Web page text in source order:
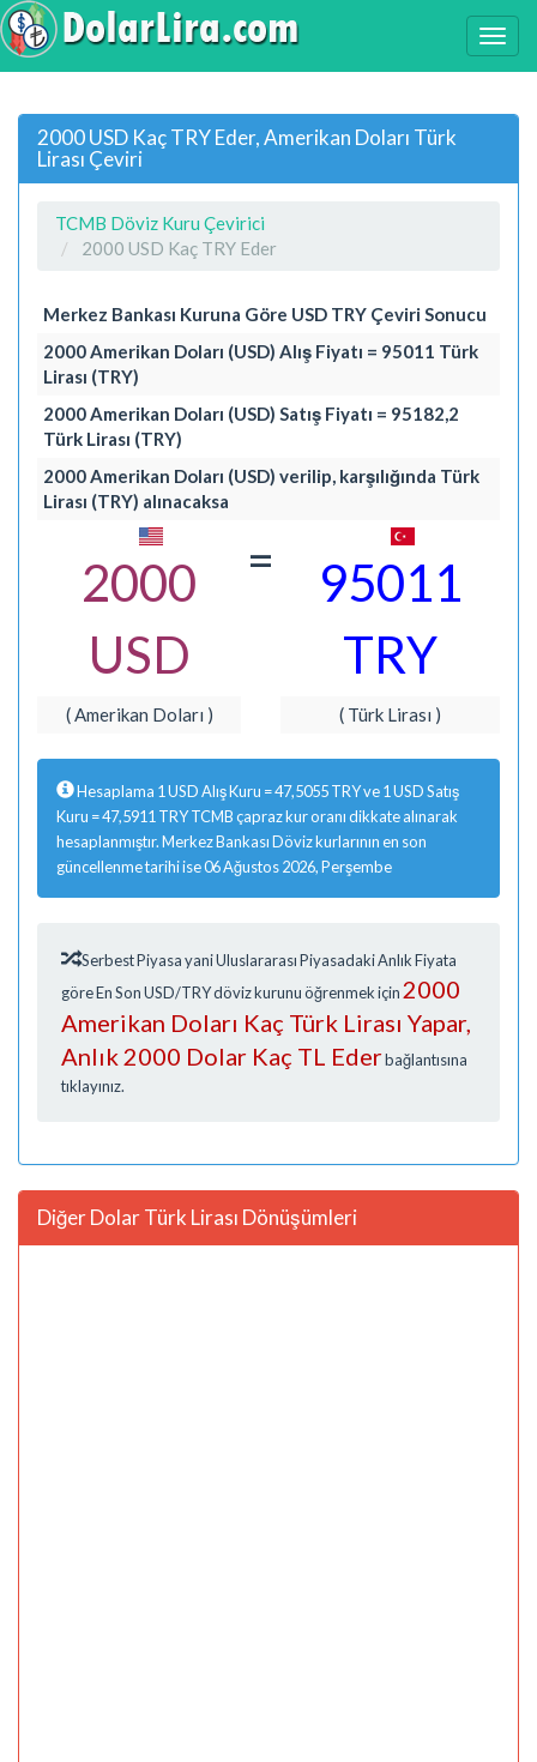
2000 USD Kaç TRY Eder, Amerikan Doları Türk
Lirası Çeviri
TCMB Döviz Kuru Çevirici
2000 USD Kaç TRY Eder
Merkez Bankası Kuruna Göre USD TRY Çeviri Sonucu
2000 Amerikan Doları (USD) Alış Fiyatı = 95011 Türk
Lirası (TRY)
2000 Amerikan Doları (USD) Satış Fiyatı = 95182,2
Türk Lirası (TRY)
2000 Amerikan Doları (USD) verilip, karşılığında Türk
Lirası (TRY) alınacaksa
2000
USD
=
95011
TRY
( Amerikan Doları ) ( Türk Lirası )
Hesaplama 1 USD Alış Kuru = 47,5055 TRY ve 1 USD Satış
Kuru = 47,5911 TRY TCMB çapraz kur oranı dikkate alınarak
hesaplanmıştır. Merkez Bankası Döviz kurlarının en son
güncellenme tarihi ise 06 Ağustos 2026, Perşembe
Serbest Piyasa yani Uluslararası Piyasadaki Anlık Fiyata
göre En Son USD/TRY döviz kurunu öğrenmek için 2000
Amerikan Doları Kaç Türk Lirası Yapar,
Anlık 2000 Dolar Kaç TL Ederbağlantısına
tıklayınız.
Diğer Dolar Türk Lirası Dönüşümleri